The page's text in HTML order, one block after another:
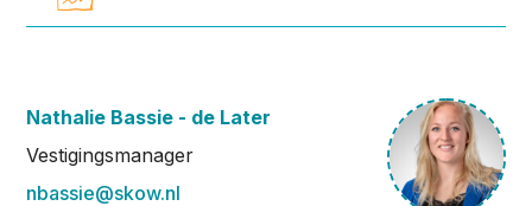
Nathalie Bassie - de Later
Vestigingsmanager
nbassie@skow.nl